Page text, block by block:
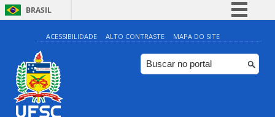
BRASIL
Simplifique!
Comunica BR
Participe
ACESSIBILIDADE ALTO CONTRASTE MAPA DO SITE